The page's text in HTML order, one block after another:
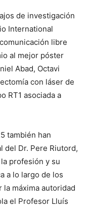
de investigación
International
libre
al mejor póster
Abad, Octavi
con láser de
RT1 asociada a
también han
del Dr. Pere Riutord,
profesión y su
a lo largo de los
máxima autoridad
el Profesor Lluís